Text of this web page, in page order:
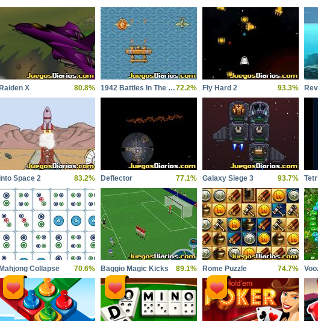
Raiden X 80.8% 1942 Battles In The Sky72.2% Fly Hard 2 93.3%
Into Space 2 83.2% Deflector 77.1% Galaxy Siege 3 93.7%
Mahjong Collapse 70.6% Baggio Magic Kicks 89.1% Rome Puzzle 74.7%